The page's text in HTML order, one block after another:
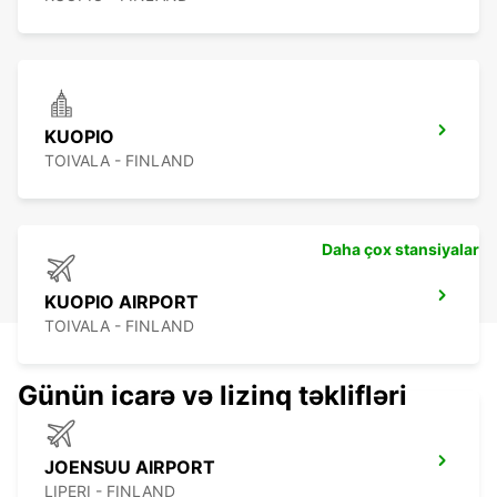
KUOPIO
TOIVALA - FINLAND
KUOPIO AIRPORT
TOIVALA - FINLAND
JOENSUU AIRPORT
LIPERI - FINLAND
Daha çox stansiyalar
Günün icarə və lizinq təklifləri